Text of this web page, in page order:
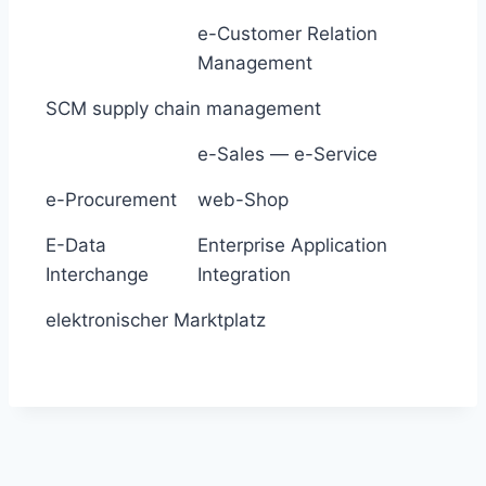
e-Customer Relation
Management
SCM supply chain management
e-Sales — e-Service
e-Procurement web-Shop
E-Data
Interchange
Enterprise Application
Integration
elektronischer Marktplatz